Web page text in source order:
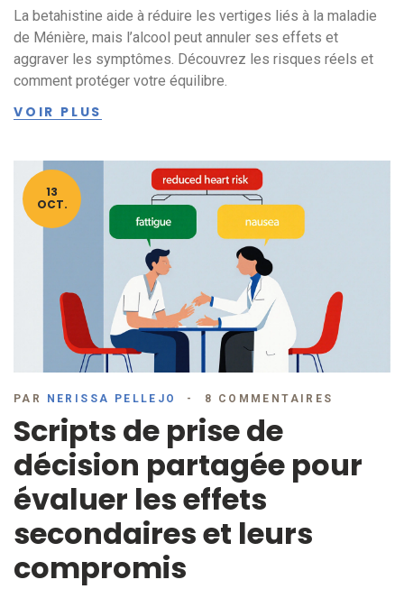
La betahistine aide à réduire les vertiges liés à la maladie
de Ménière, mais l’alcool peut annuler ses effets et
aggraver les symptômes. Découvrez les risques réels et
comment protéger votre équilibre.
VOIR PLUS
13
OCT.
PAR NERISSA PELLEJO 8 COMMENTAIRES
Scripts de prise de
décision partagée pour
évaluer les effets
secondaires et leurs
compromis